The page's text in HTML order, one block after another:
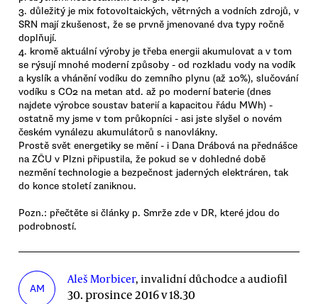
3. důležitý je mix fotovoltaických, větrných a vodních zdrojů, v
SRN mají zkušenost, že se prvně jmenované dva typy ročně
doplňují.
4. kromě aktuální výroby je třeba energii akumulovat a v tom
se rýsují mnohé moderní způsoby - od rozkladu vody na vodík
a kyslík a vhánění vodíku do zemního plynu (až 10%), slučování
vodíku s CO2 na metan atd. až po moderní baterie (dnes
najdete výrobce soustav baterií a kapacitou řádu MWh) -
ostatně my jsme v tom průkopníci - asi jste slyšel o novém
českém vynálezu akumulátorů s nanovlákny.
Prostě svět energetiky se mění - i Dana Drábová na přednášce
na ZČU v Plzni připustila, že pokud se v dohledné době
nezmění technologie a bezpečnost jaderných elektráren, tak
do konce století zaniknou.
Pozn.: přečtěte si články p. Smrže zde v DR, které jdou do
podrobností.
AM
Aleš Morbicer, invalidní důchodce a audiofil
30. prosince 2016 v 18.30